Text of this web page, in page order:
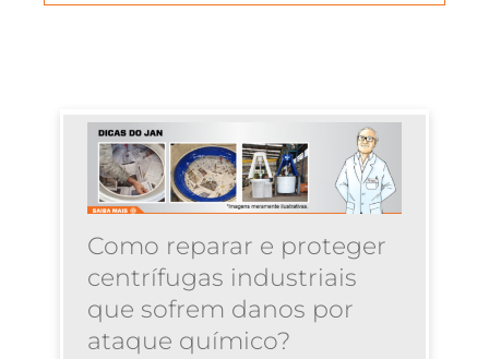
Como reparar e proteger
centrífugas industriais
que sofrem danos por
ataque químico?